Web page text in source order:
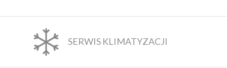
SERWIS KLIMATYZACJI